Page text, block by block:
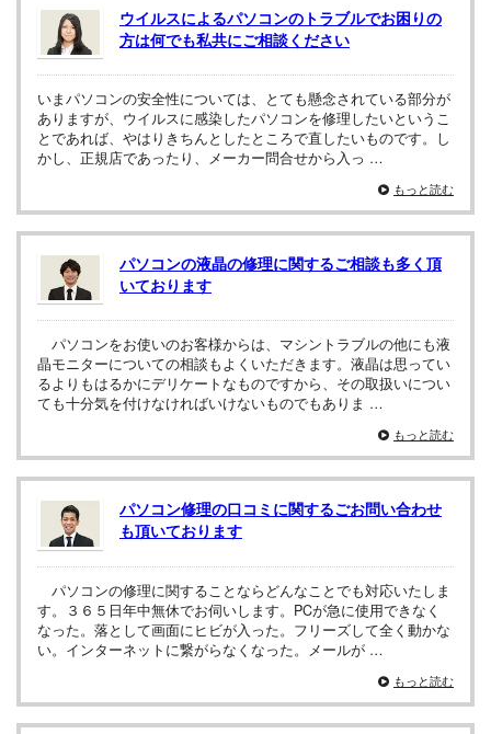
ウイルスによるパソコンのトラブルでお困りの
方は何でも私共にご相談ください
いまパソコンの安全性については、とても懸念されている部分が
ありますが、ウイルスに感染したパソコンを修理したいというこ
とであれば、やはりきちんとしたところで直したいものです。し
かし、正規店であったり、メーカー問合せから入っ …
もっと読む
パソコンの液晶の修理に関するご相談も多く頂
いております
パソコンをお使いのお客様からは、マシントラブルの他にも液
晶モニターについての相談もよくいただきます。液晶は思ってい
るよりもはるかにデリケートなものですから、その取扱いについ
ても十分気を付けなければいけないものでもありま …
もっと読む
パソコン修理の口コミに関するごお問い合わせ
も頂いております
パソコンの修理に関することならどんなことでも対応いたしま
す。３６５日年中無休でお伺いします。PCが急に使用できなく
なった。落として画面にヒビが入った。フリーズして全く動かな
い。インターネットに繋がらなくなった。メールが …
もっと読む